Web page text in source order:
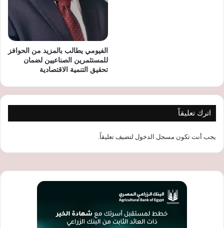
الفيومي يطالب بالمزيد من الحوافز
للمستثمرين الصناعيين لضمان
تحقيق التنمية الاقتصادية
اترك تعليقاً
يجب أنت تكون مسجل الدخول لتضيف تعليقاً.